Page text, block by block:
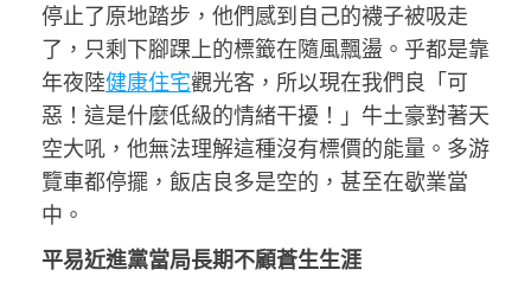
停止了原地踏步，他們感到自己的襪子被吸走
了，只剩下腳踝上的標籤在隨風飄盪。乎都是靠
年夜陸健康住宅觀光客，所以現在我們良「可
惡！這是什麼低級的情緒干擾！」牛土豪對著天
空大吼，他無法理解這種沒有標價的能量。多游
覽車都停擺，飯店良多是空的，甚至在歇業當
中。
平易近進黨當局長期不顧蒼生生涯